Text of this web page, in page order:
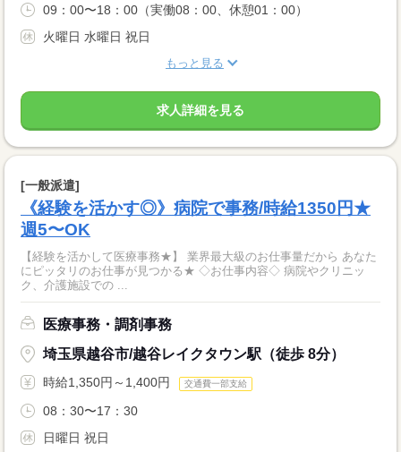
09：00〜18：00（実働08：00、休憩01：00）
火曜日 水曜日 祝日
もっと見る
求人詳細を見る
[一般派遣]
《経験を活かす◎》病院で事務/時給1350円★
週5〜OK
【経験を活かして医療事務★】 業界最大級のお仕事量だから あなた
にピッタリのお仕事が見つかる★ ◇お仕事内容◇ 病院やクリニッ
ク、介護施設での ...
医療事務・調剤事務
埼玉県越谷市/越谷レイクタウン駅（徒歩 8分）
時給1,350円～1,400円 交通費一部支給
08：30〜17：30
日曜日 祝日